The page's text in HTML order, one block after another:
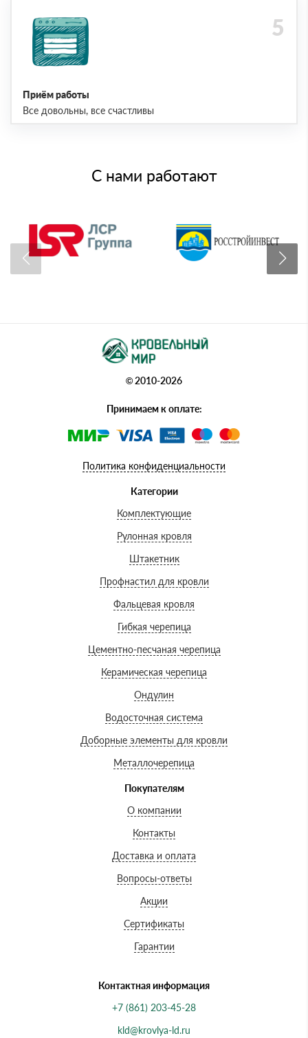
Приём работы
Все довольны, все счастливы
С нами работают
© 2010-2026
Принимаем к оплате:
Политика конфиденциальности
Категории
Комплектующие
Рулонная кровля
Штакетник
Профнастил для кровли
Фальцевая кровля
Гибкая черепица
Цементно-песчаная черепица
Керамическая черепица
Ондулин
Водосточная система
Доборные элементы для кровли
Металлочерепица
Покупателям
О компании
Контакты
Доставка и оплата
Вопросы-ответы
Акции
Сертификаты
Гарантии
Контактная информация
+7 (861) 203-45-28
kld@krovlya-ld.ru